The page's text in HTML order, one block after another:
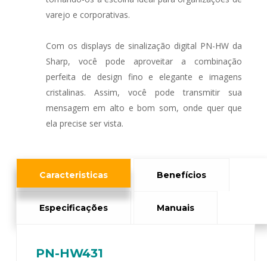
varejo e corporativas.
Com os displays de sinalização digital PN-HW da
Sharp, você pode aproveitar a combinação
perfeita de design fino e elegante e imagens
cristalinas. Assim, você pode transmitir sua
mensagem em alto e bom som, onde quer que
ela precise ser vista.
Caracteristicas Benefícios
Especificações Manuais
PN-HW431